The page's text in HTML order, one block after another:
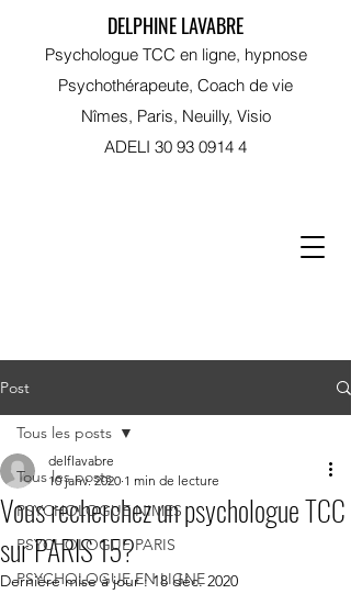
Psychologue TCC en ligne, hypnose
Psychothérapeute, Coach de vie
Nîmes, Paris, Neuilly, Visio
ADELI 30 93 0914 4
DELPHINE LAVABRE
Post
Tous les posts
PSYCHOLOGUE NIMES
PSYCHOLOGUE PARIS
PSYCHOLOGUE EN LIGNE
Tous les posts
Vous recherchez un psychologue TCC
sur PARIS 15?
delflavabre
10 janv. 2020 1 min de lecture
Dernière mise à jour :18 déc. 2020